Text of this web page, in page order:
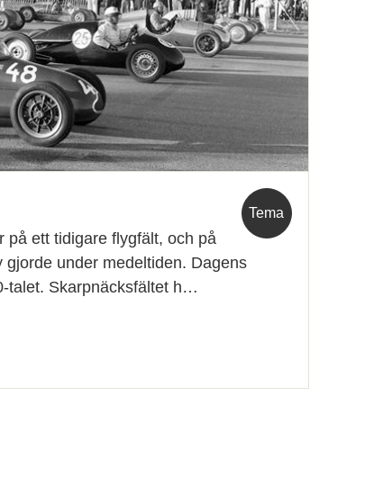
Tema
på ett tidigare flygfält, och på
under medeltiden. Dagens
talet. Skarpnäcksfältet h…